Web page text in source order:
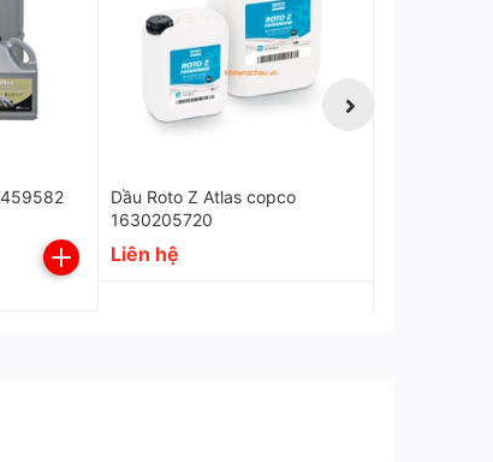
Dầu Roto Z Atlas copco
1630205720
Liên hệ